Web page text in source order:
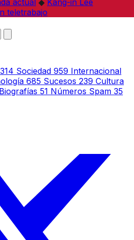
actual ◆ Kang-in Lee
teletrabajo
Sociedad 959 Internacional
685 Sucesos 239 Cultura
Biografías 51 Números Spam 35